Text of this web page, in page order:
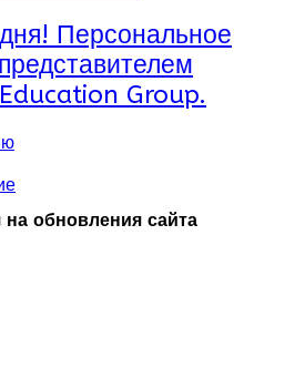
Персональное
Group.
на обновления сайта